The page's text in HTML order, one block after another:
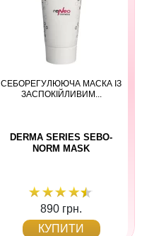
СЕБОРЕГУЛЮЮЧА МАСКА ІЗ
ЗАСПОКІЙЛИВИМ...
DERMA SERIES SEBO-
NORM MASK
890 грн.
КУПИТИ